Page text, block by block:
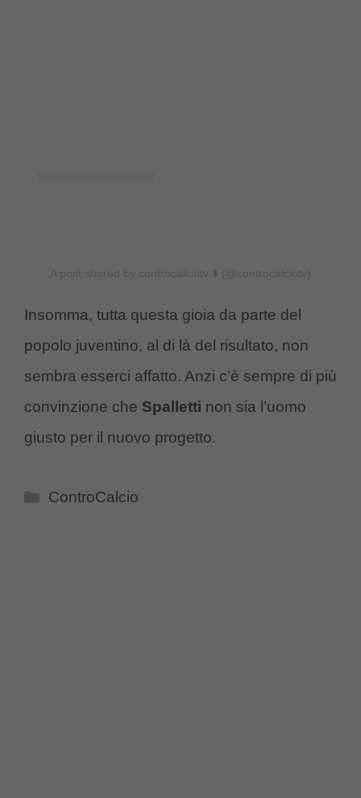
Insomma, tutta questa gioia da parte del
popolo juventino, al di là del risultato, non
sembra esserci affatto. Anzi c’è sempre di più
convinzione che Spalletti non sia l’uomo
giusto per il nuovo progetto.
Categorie
ControCalcio